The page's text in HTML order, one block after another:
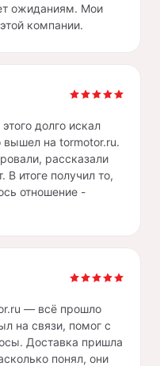
ожиданиям. Мои
компании.
долго искал
вышел на tormotor.ru.
рассказали
итоге получил то,
отношение -
— всё прошло
на связи, помог с
Доставка пришла
понял, они